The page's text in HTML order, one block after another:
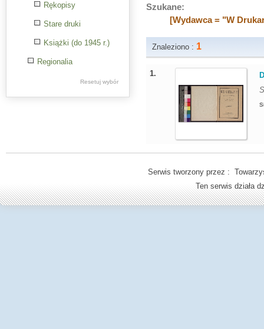
Rękopisy
Stare druki
Książki (do 1945 r.)
Regionalia
Resetuj wybór
Szukane:
[Wydawca = "W
Znaleziono : 1
1.
Serwis tworzony przez :
Ten serwis działa